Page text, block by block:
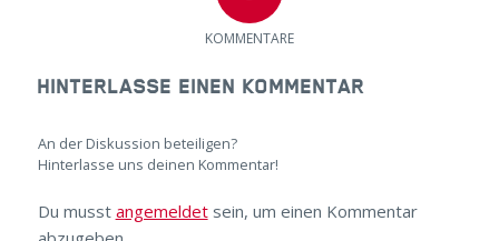
KOMMENTARE
HINTERLASSE EINEN KOMMENTAR
An der Diskussion beteiligen?
Hinterlasse uns deinen Kommentar!
Du musst angemeldetsein, um einen Kommentar